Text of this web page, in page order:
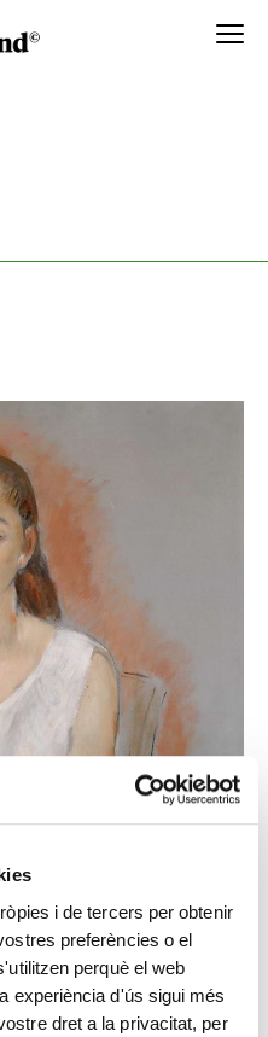
i de tercers per obtenir
preferències o el
perquè el web
experiència d'ús sigui més
dret a la privacitat, per